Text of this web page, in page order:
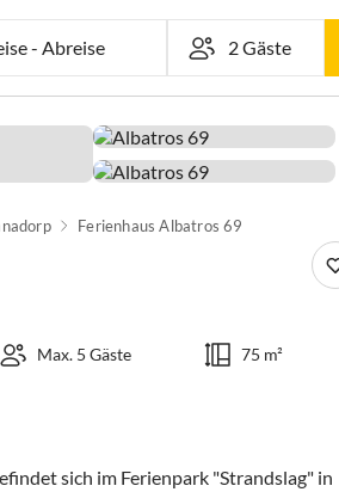
-Abreise
Ferienhaus Albatros 69
Max. 5 Gäste 75 m²
sich im Ferienpark "Strandslag" in